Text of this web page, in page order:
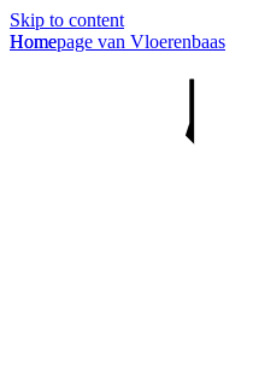
Skip to content
Homepage van Vloerenbaas
Home